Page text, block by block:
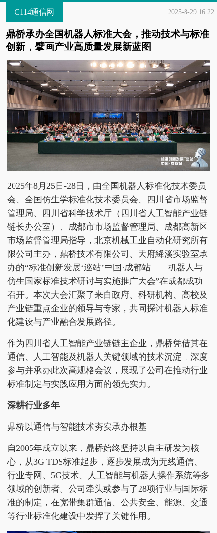
C114通信网 2025-8-29 16:22
鼎桥承办全国机器人标准大会，推动技术与标准
创新，擘画产业高质量发展新蓝图
2025年8月25日-28日，由全国机器人标准化技术委员
会、全国仿生学标准化技术委员会、四川省市场监督
管理局、四川省科学技术厅（四川省人工智能产业链
链长办公室）、成都市市场监督管理局、成都高新区
市场监督管理局指导，北京机械工业自动化研究所有
限公司主办，鼎桥技术有限公司、天府絳溪实验室承
办的“标准创新发展‘巡站’中国·成都站——机器人与
仿生国家标准技术研讨与实施推广大会”在成都成功
召开。本次大会汇聚了来自政府、科研机构、高校及
产业链重点企业的领导与专家，共同探讨机器人标准
化建设与产业融合发展路径。
作为四川省人工智能产业链链主企业，鼎桥凭借其在
通信、人工智能及机器人关键领域的技术沉淀，深度
参与并承办此次高规格会议，展现了公司在推动行业
标准制定与实践应用方面的领先实力。
深耕行业多年
鼎桥以通信与智能技术夯实承办根基
自2005年成立以来，鼎桥始终坚持以自主研发为核
心，从3G TDS标准起步，逐步发展成为无线通信、
行业专网、5G技术、人工智能与机器人操作系统等多
领域的创新者。公司牵头或参与了28项行业与国际标
准的制定，在宽带集群通信、公共安全、能源、交通
等行业标准化建设中发挥了关键作用。